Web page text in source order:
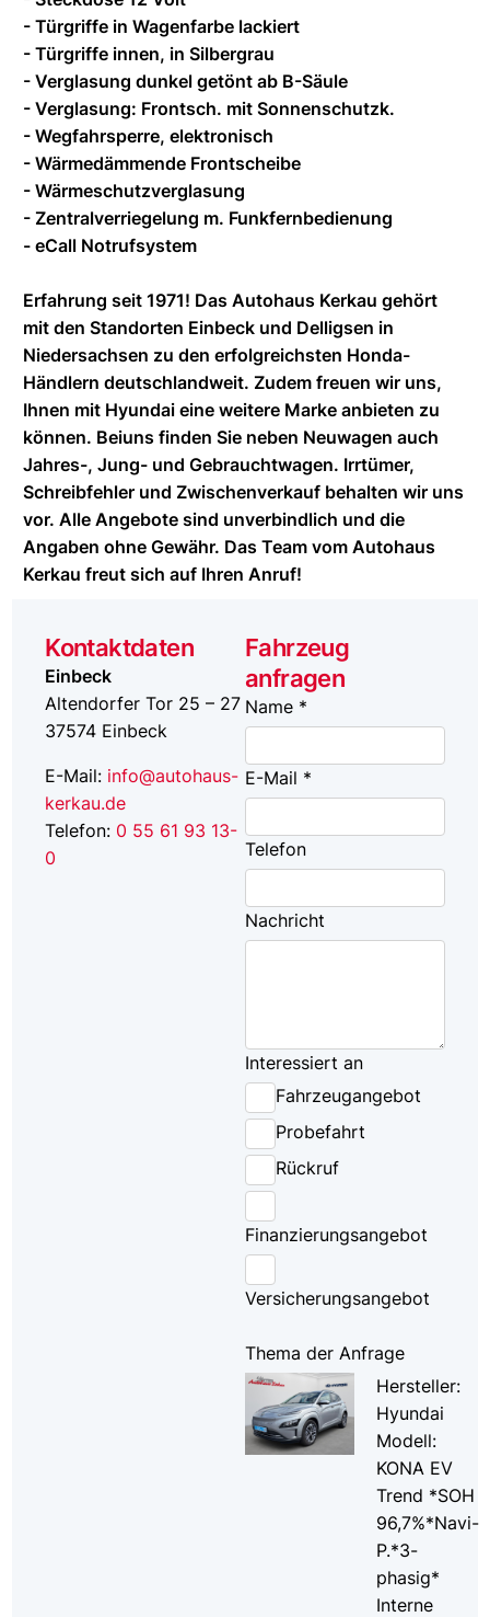
- Türgriffe in Wagenfarbe lackiert
- Türgriffe innen, in Silbergrau
- Verglasung dunkel getönt ab B-Säule
- Verglasung: Frontsch. mit Sonnenschutzk.
- Wegfahrsperre, elektronisch
- Wärmedämmende Frontscheibe
- Wärmeschutzverglasung
- Zentralverriegelung m. Funkfernbedienung
- eCall Notrufsystem
Erfahrung seit 1971! Das Autohaus Kerkau gehört
mit den Standorten Einbeck und Delligsen in
Niedersachsen zu den erfolgreichsten Honda-
Händlern deutschlandweit. Zudem freuen wir uns,
Ihnen mit Hyundai eine weitere Marke anbieten zu
können. Beiuns finden Sie neben Neuwagen auch
Jahres-, Jung- und Gebrauchtwagen. Irrtümer,
Schreibfehler und Zwischenverkauf behalten wir uns
vor. Alle Angebote sind unverbindlich und die
Angaben ohne Gewähr. Das Team vom Autohaus
Kerkau freut sich auf Ihren Anruf!
Kontaktdaten
Einbeck
Altendorfer Tor 25 – 27
37574 Einbeck
E-Mail: info@autohaus-
kerkau.de
Telefon: 0 55 61 93 13-
0
Fahrzeug
anfragen
Name *
E-Mail *
Telefon
Nachricht
Interessiert an
Fahrzeugangebot
Probefahrt
Rückruf
Finanzierungsangebot
Versicherungsangebot
Thema der Anfrage
Hersteller:
Hyundai
Modell:
KONA EV
Trend *SOH
96,7%*Navi-
P.*3-
phasig*
Interne